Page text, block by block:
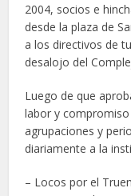
2004, socios e
desde la plaza de
a los directivos de
desalojo del
Luego de que
labor y
agrupaciones y
diariamente a la
– Locos por el